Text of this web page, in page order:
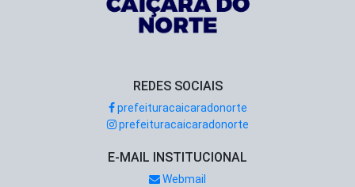
REDES SOCIAIS
prefeituracaicaradonorte
prefeituracaicaradonorte
E-MAIL INSTITUCIONAL
Webmail